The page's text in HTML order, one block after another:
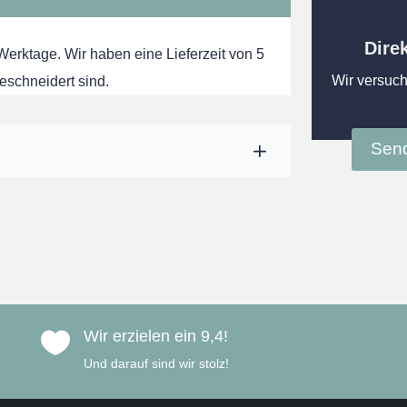
Wir haben eine Lieferzeit von 5
sind.
Wir
 Wir erzielen ein 9,4!
Und darauf sind wir stolz!